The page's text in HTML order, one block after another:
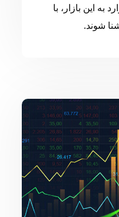
به این بازار، با
شوند.